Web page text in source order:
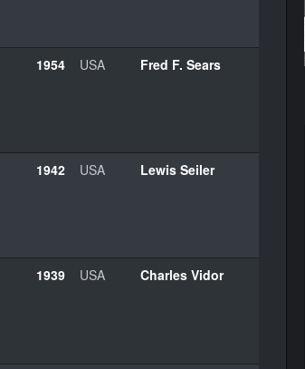
1954 USA Fred F. Sears
1942 USA Lewis Seiler
1939 USA Charles Vidor